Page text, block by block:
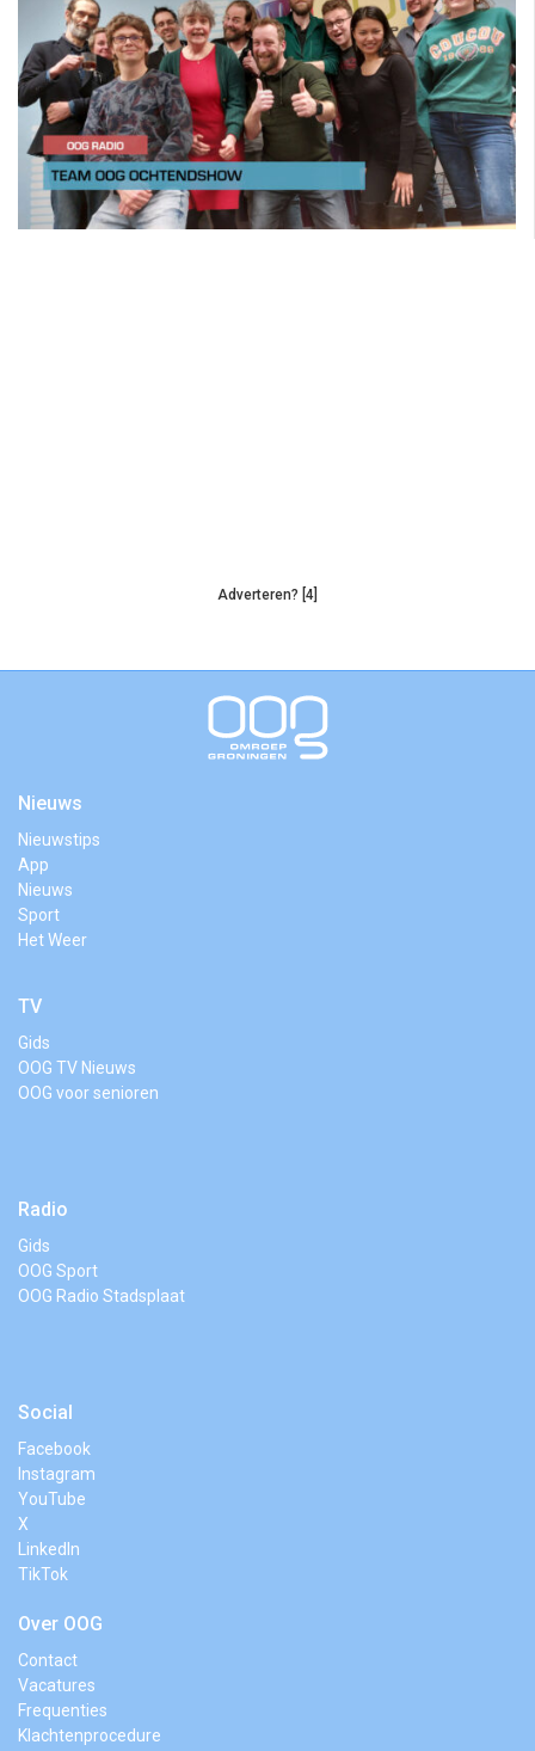
Adverteren? [4]
Nieuws
Nieuwstips
App
Nieuws
Sport
Het Weer
TV
Gids
OOG TV Nieuws
OOG voor senioren
Radio
Gids
OOG Sport
OOG Radio Stadsplaat
Social
Facebook
Instagram
YouTube
X
LinkedIn
TikTok
Over OOG
Contact
Vacatures
Frequenties
Klachtenprocedure